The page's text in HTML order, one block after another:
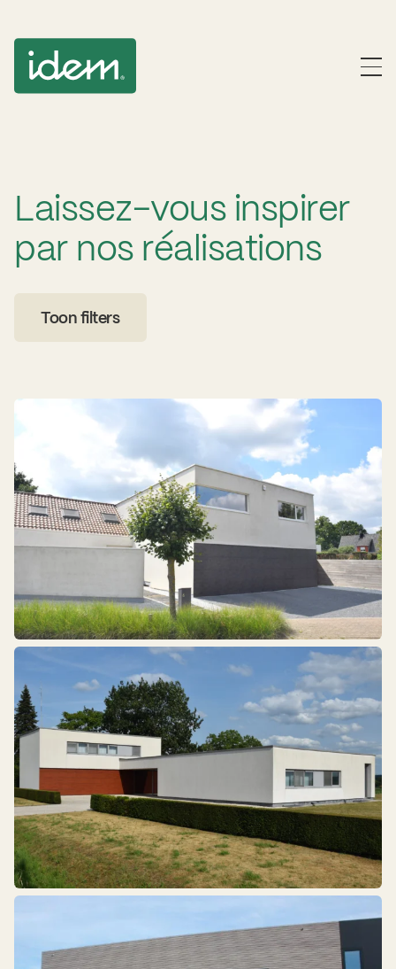
Laissez-vous inspirer
par nos réalisations
Toon filters
Résidentiel Industriel
Portes revêtues
Portes intégrées dans le plan de la façade
Portes avec panneaux sandwich
Revêtement de façade
Portes avec vitrage
Porte d'entrée
Joyaux artisanaux
Snelroldeuren
Bois Aluminium
Matière synthétique
Autre
Panneau sandwich
Prisme - Verre